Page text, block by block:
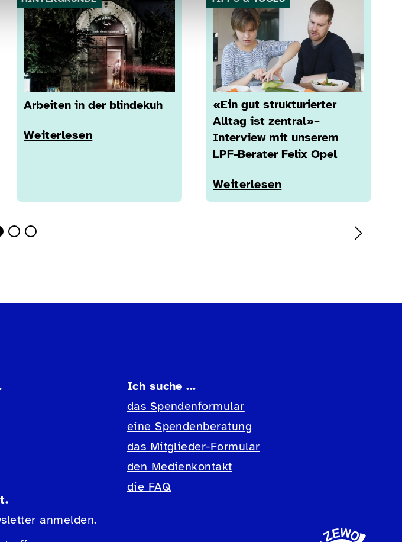
Arbeiten in der blindekuh
Weiterlesen
«Ein gut strukturierter
Alltag ist zentral»–
Interview mit unserem
LPF-Berater Felix Opel
Weiterlesen
anmelden.
Ich suche ...
das Spendenformular
eine Spendenberatung
das Mitglieder-Formular
den Medienkontakt
die FAQ